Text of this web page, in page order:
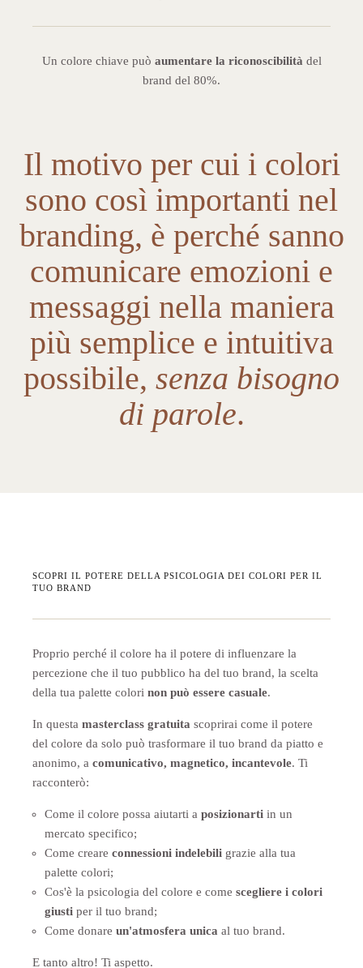
Un colore chiave può aumentare la riconoscibilità del
brand del 80%.
Il motivo per cui i colori
sono così importanti nel
branding, è perché sanno
comunicare emozioni e
messaggi nella maniera
più semplice e intuitiva
possibile, senza bisogno
di parole.
SCOPRI IL POTERE DELLA PSICOLOGIA DEI COLORI PER IL
TUO BRAND
Proprio perché il colore ha il potere di influenzare la
percezione che il tuo pubblico ha del tuo brand, la scelta
della tua palette colori non può essere casuale.
In questa masterclass gratuita scoprirai come il potere
del colore da solo può trasformare il tuo brand da piatto e
anonimo, a comunicativo, magnetico, incantevole. Ti
racconterò:
Come il colore possa aiutarti a posizionarti in un
mercato specifico;
Come creare connessioni indelebili grazie alla tua
palette colori;
Cos'è la psicologia del colore e come scegliere i colori
giusti per il tuo brand;
Come donare un'atmosfera unica al tuo brand.
E tanto altro! Ti aspetto.